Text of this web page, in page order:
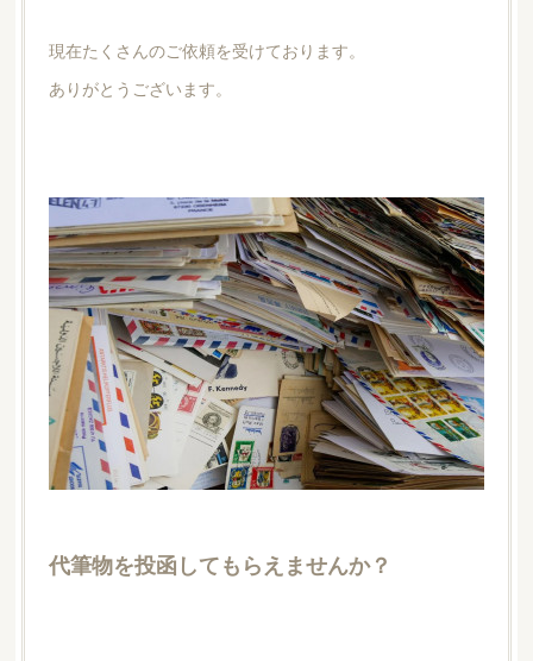
現在たくさんのご依頼を受けております。
ありがとうございます。
代筆物を投函してもらえませんか？